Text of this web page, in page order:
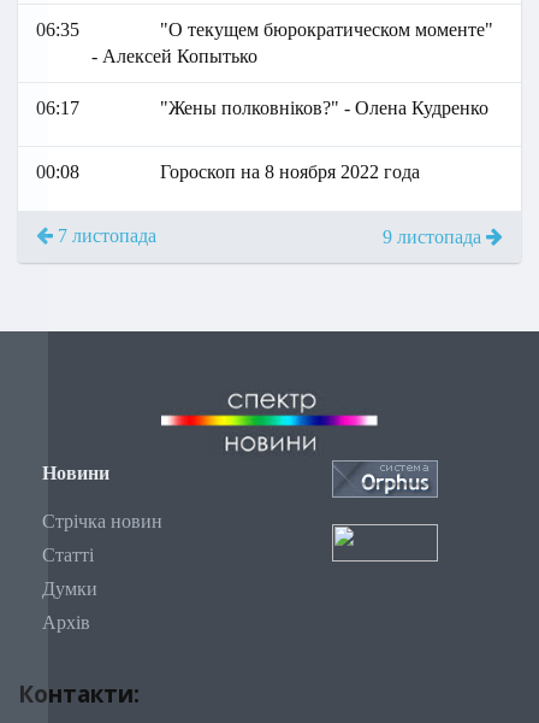
06:35
"О текущем бюрократическом моменте"
- Алексей Копытько
06:17 "Жены полковніков?" - Олена Кудренко
00:08 Гороскоп на 8 ноября 2022 года
7 листопада 9 листопада
Новини
Стрічка новин
Статті
Думки
Архів
Контакти: